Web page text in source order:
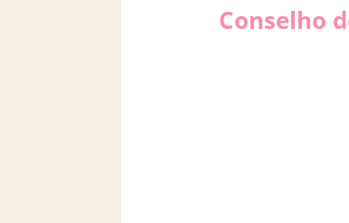
Conselho